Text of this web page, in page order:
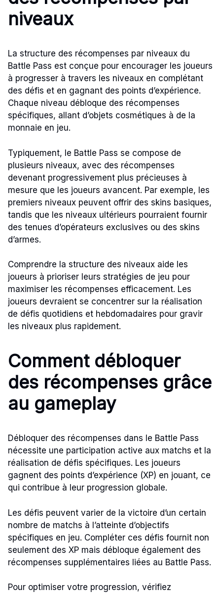
niveaux
La structure des récompenses par niveaux du
Battle Pass est conçue pour encourager les joueurs
à progresser à travers les niveaux en complétant
des défis et en gagnant des points d’expérience.
Chaque niveau débloque des récompenses
spécifiques, allant d’objets cosmétiques à de la
monnaie en jeu.
Typiquement, le Battle Pass se compose de
plusieurs niveaux, avec des récompenses
devenant progressivement plus précieuses à
mesure que les joueurs avancent. Par exemple, les
premiers niveaux peuvent offrir des skins basiques,
tandis que les niveaux ultérieurs pourraient fournir
des tenues d’opérateurs exclusives ou des skins
d’armes.
Comprendre la structure des niveaux aide les
joueurs à prioriser leurs stratégies de jeu pour
maximiser les récompenses efficacement. Les
joueurs devraient se concentrer sur la réalisation
de défis quotidiens et hebdomadaires pour gravir
les niveaux plus rapidement.
Comment débloquer
des récompenses grâce
au gameplay
Débloquer des récompenses dans le Battle Pass
nécessite une participation active aux matchs et la
réalisation de défis spécifiques. Les joueurs
gagnent des points d’expérience (XP) en jouant, ce
qui contribue à leur progression globale.
Les défis peuvent varier de la victoire d’un certain
nombre de matchs à l’atteinte d’objectifs
spécifiques en jeu. Compléter ces défis fournit non
seulement des XP mais débloque également des
récompenses supplémentaires liées au Battle Pass.
Pour optimiser votre progression, vérifiez